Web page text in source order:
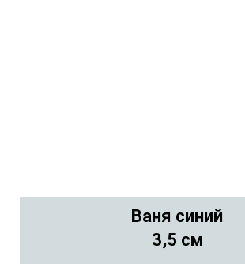
Ваня синий
3,5 см